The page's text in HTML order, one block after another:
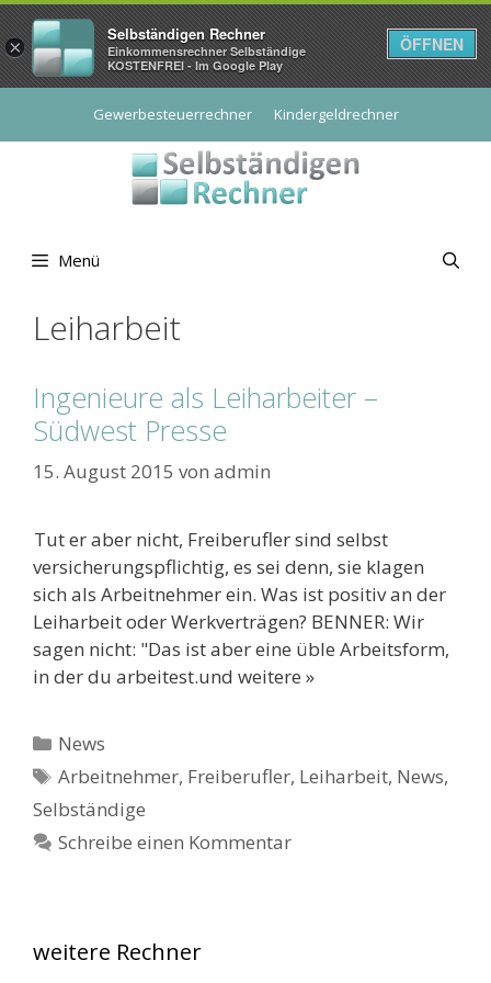
Gewerbesteuerrechner Kindergeldrechner
Menü
Leiharbeit
Ingenieure als Leiharbeiter –
Südwest Presse
15. August 2015 von admin
Tut er aber nicht, Freiberufler sind selbst
versicherungspflichtig, es sei denn, sie klagen
sich als Arbeitnehmer ein. Was ist positiv an der
Leiharbeit oder Werkverträgen? BENNER: Wir
sagen nicht: "Das ist aber eine üble Arbeitsform,
in der du arbeitest.und weitere »
Kategorien
News
Schlagwörter
Arbeitnehmer, Freiberufler, Leiharbeit, News,
Selbständige
Schreibe einen Kommentar
weitere Rechner
×
Selbständigen Rechner
Einkommensrechner Selbständige
KOSTENFREI - Im Google Play
ÖFFNEN